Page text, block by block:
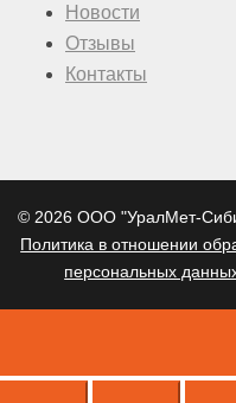
Новости
Отзывы
Контакты
© 2026 ООО "УралМет-
Политика в отношении
персональных